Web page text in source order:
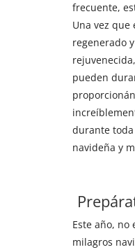
frecuente,
Una vez que
regenerado
pueden
durante
navideña y
Este año, no
milagros